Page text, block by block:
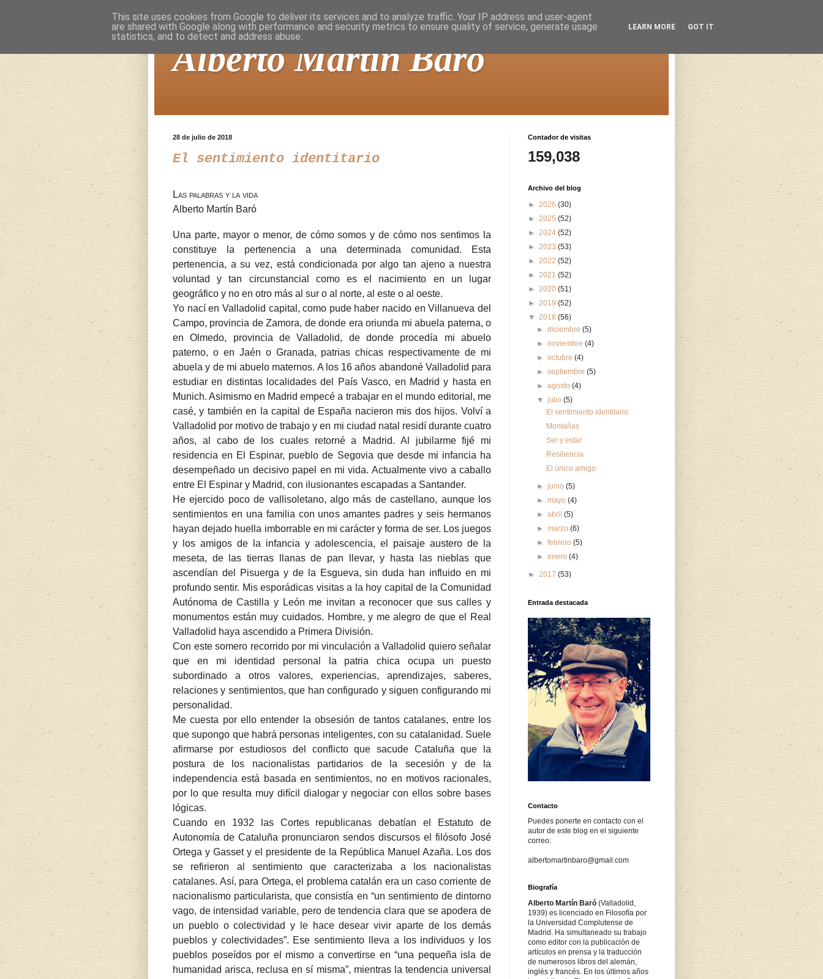
Alberto Martín Baró
28 de julio de 2018
El sentimiento identitario
Las palabras y la vida
Alberto Martín Baró
Una parte, mayor o menor, de cómo somos y de cómo nos sentimos la
constituye la pertenencia a una determinada comunidad. Esta
pertenencia, a su vez, está condicionada por algo tan ajeno a nuestra
voluntad y tan circunstancial como es el nacimiento en un lugar
geográfico y no en otro más al sur o al norte, al este o al oeste.
Yo nací en Valladolid capital, como pude haber nacido en Villanueva del
Campo, provincia de Zamora, de donde era oriunda mi abuela paterna, o
en Olmedo, provincia de Valladolid, de donde procedía mi abuelo
paterno, o en Jaén o Granada, patrias chicas respectivamente de mi
abuela y de mi abuelo maternos. A los 16 años abandoné Valladolid para
estudiar en distintas localidades del País Vasco, en Madrid y hasta en
Munich. Asimismo en Madrid empecé a trabajar en el mundo editorial, me
casé, y también en la capital de España nacieron mis dos hijos. Volví a
Valladolid por motivo de trabajo y en mi ciudad natal residí durante cuatro
años, al cabo de los cuales retorné a Madrid. Al jubilarme fijé mi
residencia en El Espinar, pueblo de Segovia que desde mi infancia ha
desempeñado un decisivo papel en mi vida. Actualmente vivo a caballo
entre El Espinar y Madrid, con ilusionantes escapadas a Santander.
He ejercido poco de vallisoletano, algo más de castellano, aunque los
sentimientos en una familia con unos amantes padres y seis hermanos
hayan dejado huella imborrable en mi carácter y forma de ser. Los juegos
y los amigos de la infancia y adolescencia, el paisaje austero de la
meseta, de las tierras llanas de pan llevar, y hasta las nieblas que
ascendían del Pisuerga y de la Esgueva, sin duda han influido en mi
profundo sentir. Mis esporádicas visitas a la hoy capital de la Comunidad
Autónoma de Castilla y León me invitan a reconocer que sus calles y
monumentos están muy cuidados. Hombre, y me alegro de que el Real
Valladolid haya ascendido a Primera División.
Con este somero recorrido por mi vinculación a Valladolid quiero señalar
que en mi identidad personal la patria chica ocupa un puesto
subordinado a otros valores, experiencias, aprendizajes, saberes,
relaciones y sentimientos, que han configurado y siguen configurando mi
personalidad.
Me cuesta por ello entender la obsesión de tantos catalanes, entre los
que supongo que habrá personas inteligentes, con su catalanidad. Suele
afirmarse por estudiosos del conflicto que sacude Cataluña que la
postura de los nacionalistas partidarios de la secesión y de la
independencia está basada en sentimientos, no en motivos racionales,
por lo que resulta muy difícil dialogar y negociar con ellos sobre bases
lógicas.
Cuando en 1932 las Cortes republicanas debatían el Estatuto de
Autonomía de Cataluña pronunciaron sendos discursos el filósofo José
Ortega y Gasset y el presidente de la República Manuel Azaña. Los dos
se refirieron al sentimiento que caracterizaba a los nacionalistas
catalanes. Así, para Ortega, el problema catalán era un caso corriente de
nacionalismo particularista, que consistía en “un sentimiento de dintorno
vago, de intensidad variable, pero de tendencia clara que se apodera de
un pueblo o colectividad y le hace desear vivir aparte de los demás
pueblos y colectividades”. Ese sentimiento lleva a los individuos y los
pueblos poseídos por el mismo a convertirse en “una pequeña isla de
humanidad arisca, reclusa en sí misma”, mientras la tendencia universal
Contador de visitas
159,038
Archivo del blog
► 2026 (30)
► 2025 (52)
► 2024 (52)
► 2023 (53)
► 2022 (52)
► 2021 (52)
► 2020 (51)
► 2019 (52)
▼ 2018 (56)
►diciembre(5)
►noviembre(4)
►octubre(4)
►septiembre(5)
►agosto(4)
▼julio(5)
El sentimiento identitario
Montañas
Ser y estar
Resiliencia
El único amigo
►junio(5)
►mayo(4)
►abril(5)
►marzo(6)
►febrero(5)
►enero(4)
► 2017 (53)
Entrada destacada
Contacto
Puedes ponerte en contacto con el
autor de este blog en el siguiente
correo:
albertomartinbaro@gmail.com
Biografía
Alberto Martín Baró (Valladolid,
1939) es licenciado en Filosofía por
la Universidad Complutense de
Madrid. Ha simultaneado su trabajo
como editor con la publicación de
artículos en prensa y la traducción
de numerosos libros del alemán,
inglés y francés. En los últimos años
This site uses cookies from Google to deliver its services and to analyze traffic. Your IP address and user-agent
are shared with Google along with performance and security metrics to ensure quality of service, generate usage
statistics, and to detect and address abuse.
LEARN MORE GOT IT